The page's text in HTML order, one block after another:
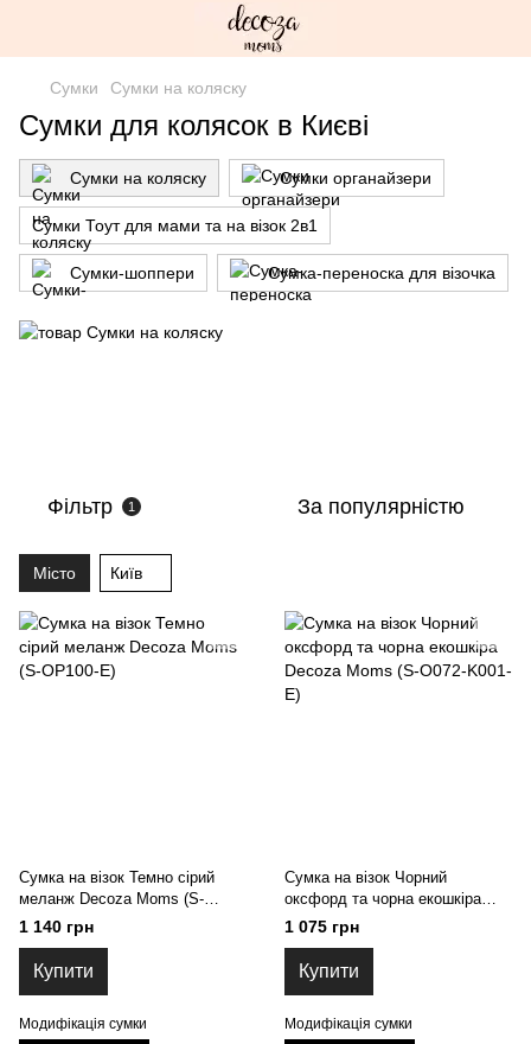
Сумки Сумки на коляску
Сумки для колясок в Києві
Сумки на коляску Сумки органайзери
Сумки Тоут для мами та на візок 2в1
Сумки-шоппери Сумка-переноска для візочка
Фільтр 1 За популярністю
Місто Київ
Cумка на візок Темно сірий
меланж Decoza Moms (S-
OP100-E)
1 140 грн
Купити
Модифікація сумки
Сумка на візок Чорний
оксфорд та чорна екошкіра
Decoza Moms (S-O072-K001-E)
1 075 грн
Купити
Модифікація сумки